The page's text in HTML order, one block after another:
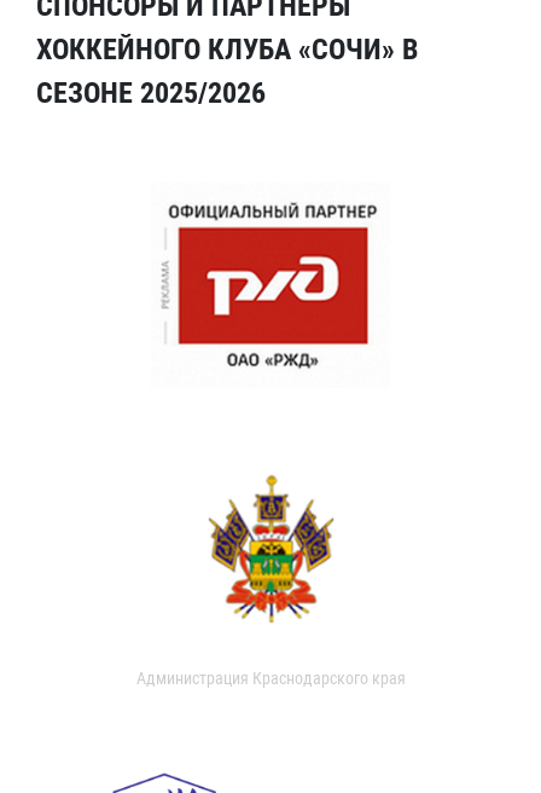
ХОККЕЙНОГО КЛУБА «СОЧИ» В
СЕЗОНЕ 2025/2026
Администрация Краснодарского края